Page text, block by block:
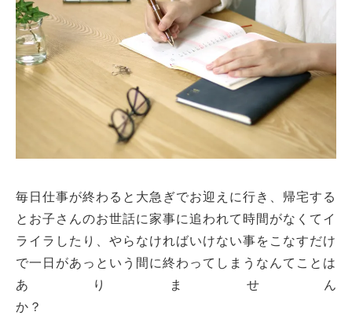
毎日仕事が終わると大急ぎでお迎えに行き、帰宅する
とお子さんのお世話に家事に追われて時間がなくてイ
ライラしたり、やらなければいけない事をこなすだけ
で一日があっという間に終わってしまうなんてことは
ありません
か